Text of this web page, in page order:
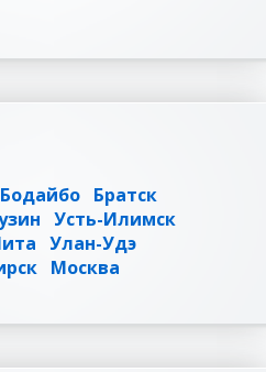
Бодайбо Братск
Усть-Илимск
Улан-Удэ
Москва